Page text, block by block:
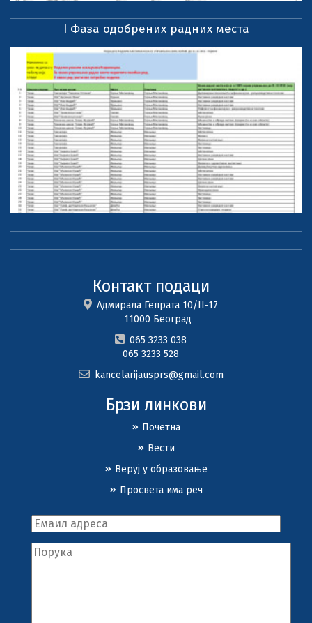
I Фаза одобрених радних места
Контакт подаци
Адмирала Гепрата 10/II-17
11000 Београд
065 3233 038
065 3233 528
kancelarijausprs@gmail.com
Брзи линкови
Почетна
Вести
Веруј у образовање
Просвета има реч